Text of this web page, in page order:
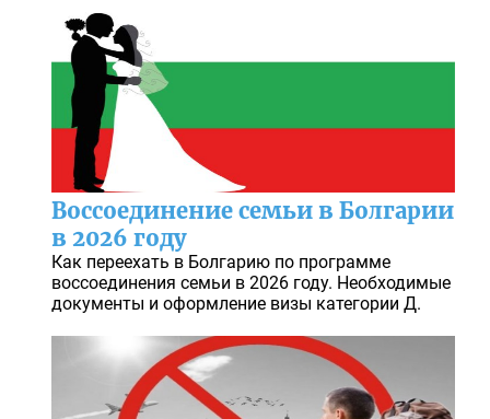
Воссоединение семьи в Болгарии
в 2026 году
Как переехать в Болгарию по программе
воссоединения семьи в 2026 году. Необходимые
документы и оформление визы категории Д.